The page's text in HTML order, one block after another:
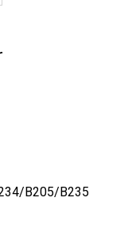
B205/B235